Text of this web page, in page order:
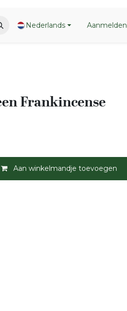
Nederlands Aanmelden
Frankincense
Aan winkelmandje toevoegen